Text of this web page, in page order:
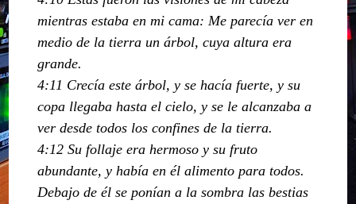
mientras estaba en mi cama: Me parecía ver en
medio de la tierra un árbol, cuya altura era
grande.
4:11 Crecía este árbol, y se hacía fuerte, y su
copa llegaba hasta el cielo, y se le alcanzaba a
ver desde todos los confines de la tierra.
4:12 Su follaje era hermoso y su fruto
abundante, y había en él alimento para todos.
Debajo de él se ponían a la sombra las bestias